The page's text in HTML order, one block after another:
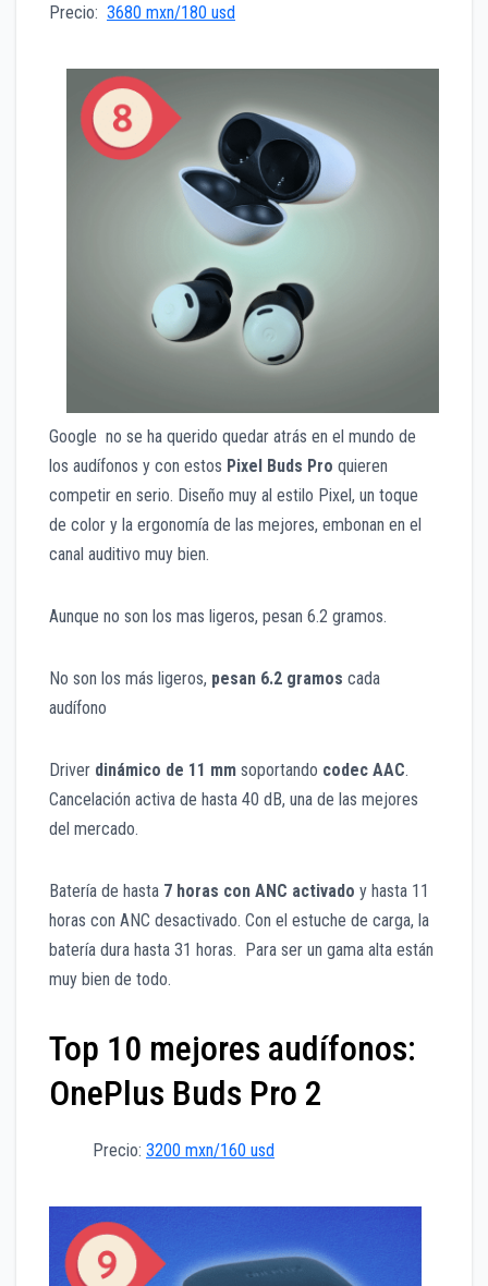
Precio: 3680 mxn/180 usd
Google no se ha querido quedar atrás en el mundo de
los audífonos y con estos Pixel Buds Pro quieren
competir en serio. Diseño muy al estilo Pixel, un toque
de color y la ergonomía de las mejores, embonan en el
canal auditivo muy bien.
Aunque no son los mas ligeros, pesan 6.2 gramos.
No son los más ligeros, pesan 6.2 gramos cada
audífono
Driver dinámico de 11 mm soportando codec AAC.
Cancelación activa de hasta 40 dB, una de las mejores
del mercado.
Batería de hasta 7 horas con ANC activado y hasta 11
horas con ANC desactivado. Con el estuche de carga, la
batería dura hasta 31 horas. Para ser un gama alta están
muy bien de todo.
Top 10 mejores audífonos:
OnePlus Buds Pro 2
Precio: 3200 mxn/160 usd